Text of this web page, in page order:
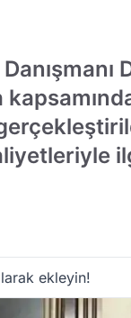
ekleyin!